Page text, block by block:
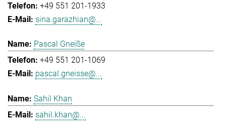
+49 551 201-1933
sina.garazhian@...
Pascal Gneiße
+49 551 201-1069
pascal.gneisse@...
Sahil Khan
sahil.khan@...